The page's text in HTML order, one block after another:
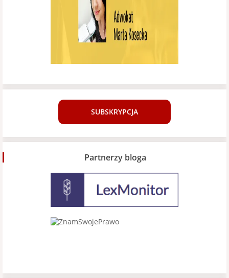
SUBSKRYPCJA
Partnerzy bloga